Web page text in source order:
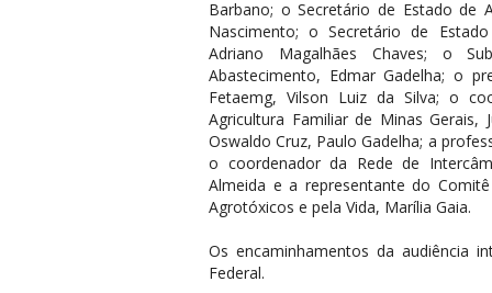
Barbano; o Secretário de Estado de
Nascimento; o Secretário de
Adriano Magalhães Chaves; o
Abastecimento, Edmar Gadelha; o
Fetaemg, Vilson Luiz da Silva; o
Agricultura Familiar de Minas
Oswaldo Cruz, Paulo Gadelha; a
o coordenador da Rede de
Almeida e a representante do
Agrotóxicos e pela Vida, Marília Gaia.
Os encaminhamentos da audiência
Federal.